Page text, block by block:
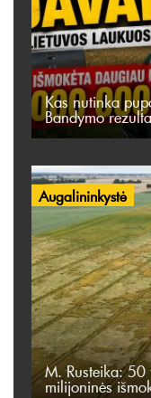
Kas nutinka
Bandymo
Augalininkystė
M. Rusteika:
milijoninės